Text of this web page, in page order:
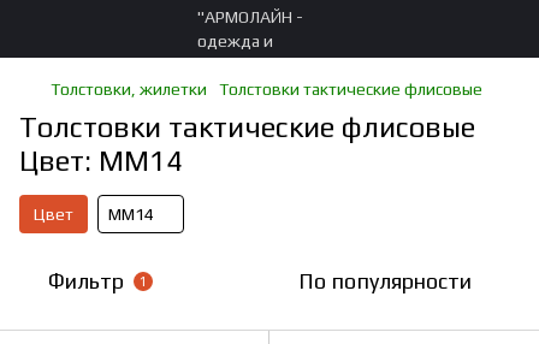
Толстовки, жилетки Толстовки тактические флисовые
Толстовки тактические флисовые
Цвет: ММ14
Цвет ММ14
Фильтр 1 По популярности